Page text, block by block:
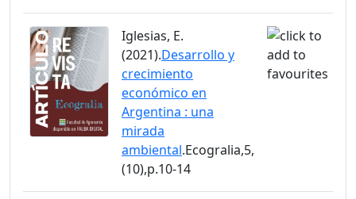
Iglesias, E.
(2021).Desarrollo y
crecimiento
económico en
Argentina : una
mirada
ambiental.Ecogralia,5,
(10),p.10-14